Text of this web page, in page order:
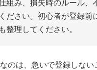
組み、損失時のルール、
ださい。初心者が登録前
整理してください。
のは、急いで登録しない